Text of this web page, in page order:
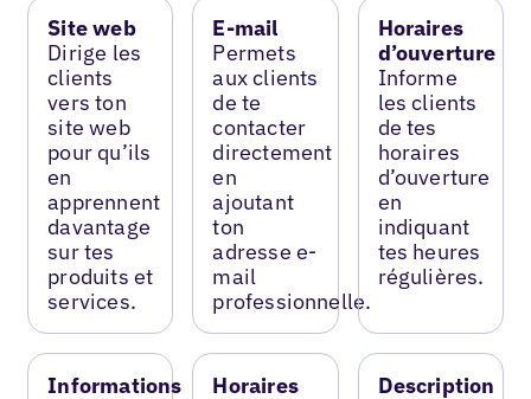
Site web
Dirige les
clients
vers ton
site web
pour qu’ils
en
apprennent
davantage
sur tes
produits et
services.
E-mail
Permets
aux clients
de te
contacter
directement
en
ajoutant
ton
adresse e-
mail
professionnelle.
Horaires
d’ouverture
Informe
les clients
de tes
horaires
d’ouverture
en
indiquant
tes heures
régulières.
Informations
Horaires
Description